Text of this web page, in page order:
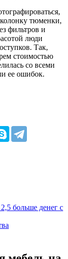
тюменки,
фильтров и
люди
Так,
стоимостью
со всеми
ее ошибок.
больше денег с